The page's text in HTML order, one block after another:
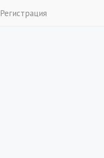
Регистрация